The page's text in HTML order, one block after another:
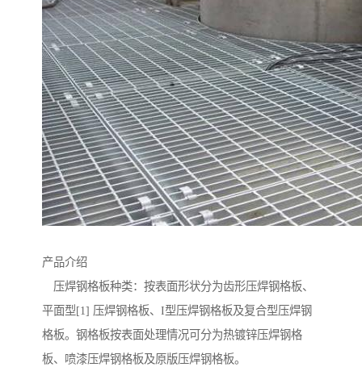
产品介绍
压焊钢格板种类：按表面形状分为齿形压焊钢格板、
平面型[1] 压焊钢格板、I型压焊钢格板及复合型压焊钢
格板。钢格板按表面处理情况可分为热镀锌压焊钢格
板、喷漆压焊钢格板及原版压焊钢格板。